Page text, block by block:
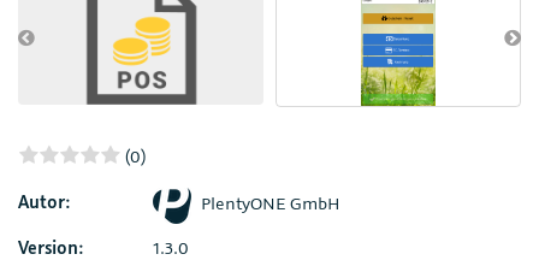
(0)
Autor:
PlentyONE GmbH
Version:
1.3.0